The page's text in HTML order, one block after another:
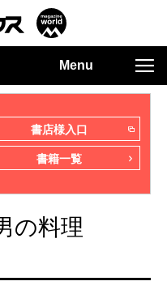
Menu
書店様入口
書籍一覧
の料理